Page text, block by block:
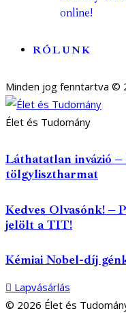
online!
RÓLUNK
Minden jog fenntartva ©
Élet és Tudomány
Láthatatlan invázió –
tölgylisztharmat
Kedves Olvasónk! –
jelölt a TIT!
Kémiai Nobel-díj
Lapvásárlás
© 2026 Élet és